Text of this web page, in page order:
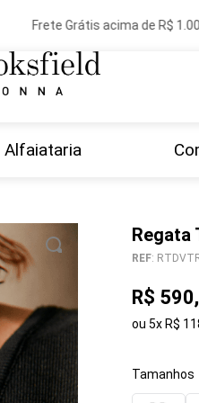
Frete Grátis acima de R$ 1.000
Alfaiataria
Regata
REF:
R$ 590,
ou 5x R$
Tamanhos